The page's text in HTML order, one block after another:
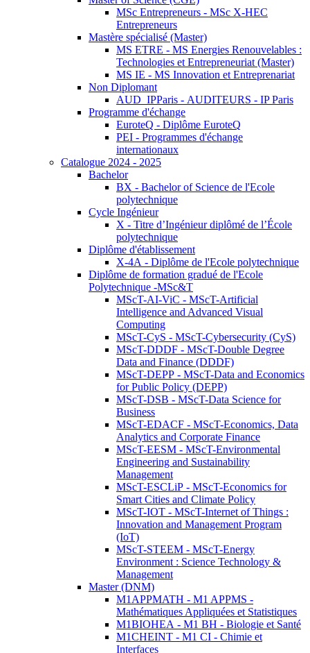
MSc Entrepreneurs - MSc X-HEC
Entrepreneurs
Mastère spécialisé (Master)
MS ETRE - MS Energies Renouvelables :
Technologies et Entrepreneuriat (Master)
MS IE - MS Innovation et Entreprenariat
Non Diplomant
AUD_IPParis - AUDITEURS - IP Paris
Programme d'échange
EuroteQ - Diplôme EuroteQ
PEI - Programmes d'échange
internationaux
Catalogue 2024 - 2025
Bachelor
BX - Bachelor of Science de l'Ecole
polytechnique
Cycle Ingénieur
X - Titre d’Ingénieur diplômé de l’École
polytechnique
Diplôme d'établissement
X-4A - Diplôme de l'Ecole polytechnique
Diplôme de formation gradué de l'Ecole
Polytechnique -MSc&T
MScT-AI-ViC - MScT-Artificial
Intelligence and Advanced Visual
Computing
MScT-CyS - MScT-Cybersecurity (CyS)
MScT-DDDF - MScT-Double Degree
Data and Finance (DDDF)
MScT-DEPP - MScT-Data and Economics
for Public Policy (DEPP)
MScT-DSB - MScT-Data Science for
Business
MScT-EDACF - MScT-Economics, Data
Analytics and Corporate Finance
MScT-EESM - MScT-Environmental
Engineering and Sustainability
Management
MScT-ESCLiP - MScT-Economics for
Smart Cities and Climate Policy
MScT-IOT - MScT-Internet of Things :
Innovation and Management Program
(IoT)
MScT-STEEM - MScT-Energy
Environment : Science Technology &
Management
Master (DNM)
M1APPMATH - M1 APPMS -
Mathématiques Appliquées et Statistiques
M1BIOHEA - M1 BH - Biologie et Santé
M1CHEINT - M1 CI - Chimie et
Interfaces